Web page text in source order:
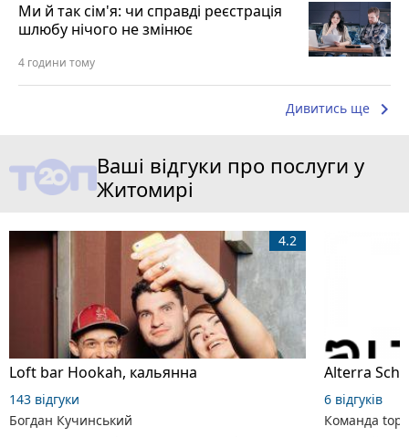
Ми й так сім'я: чи справді реєстрація
шлюбу нічого не змінює
4 години тому
Дивитись ще keyboard_arrow_right
Ваші відгуки про послуги у
Житомирі
Loft bar Hookah, кальянна
4.2
143 відгуки
Богдан Кучинський
6 відгуків
Команда